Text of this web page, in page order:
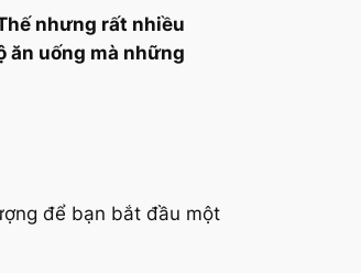
nhưng rất nhiều
ăn uống mà những
để bạn bắt đầu một